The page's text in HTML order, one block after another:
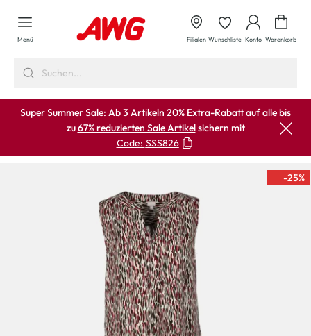
springen
Menü Filialen Wunschliste Konto Warenkorb
Super Summer Sale: Ab 3 Artikeln 20% Extra-Rabatt auf alle bis
zu67% reduzierten Sale Artikelsichern mit
Code: SSS826
-25%